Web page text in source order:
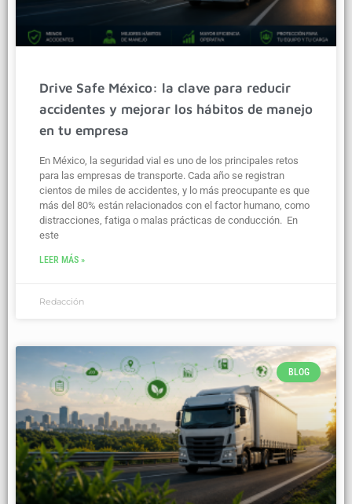
Drive Safe México: la clave para reducir
accidentes y mejorar los hábitos de manejo
en tu empresa
En México, la seguridad vial es uno de los principales retos
para las empresas de transporte. Cada año se registran
cientos de miles de accidentes, y lo más preocupante es que
más del 80% están relacionados con el factor humano, como
distracciones, fatiga o malas prácticas de conducción. En
este
LEER MÁS »
Redacción
BLOG